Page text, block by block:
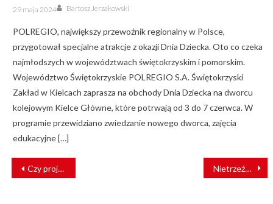
Posted
on
29 maja 2024 Author
Bartosz Jerzakowski
POLREGIO, największy przewoźnik regionalny w Polsce,
przygotował specjalne atrakcje z okazji Dnia Dziecka. Oto co czeka
najmłodszych w województwach świętokrzyskim i pomorskim.
Województwo Świętokrzyskie POLREGIO S.A. Świętokrzyski
Zakład w Kielcach zaprasza na obchody Dnia Dziecka na dworcu
kolejowym Kielce Główne, które potrwają od 3 do 7 czerwca. W
programie przewidziano zwiedzanie nowego dworca, zajęcia
edukacyjne […]
NAWIGACJA
WPISU
Czy projekt KDP w Polsce zrealizują firmy z Korei Południowej? Nietrzeźwy mężczyzna zablokował ruch pociągów w Grudziądzu [FILM]